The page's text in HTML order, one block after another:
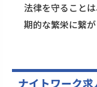
法律を守ること
期的な繁栄に繋が
ナイトワーク